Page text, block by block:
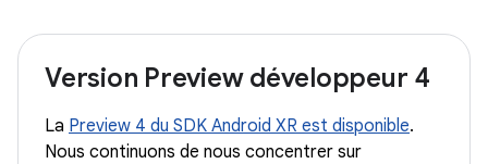
Version Preview développeur 4
La Preview 4 du SDK Android XR est disponible.
Nous continuons de nous concentrer sur